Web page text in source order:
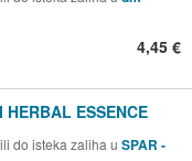
4,45 €
HERBAL ESSENCE
do isteka zaliha u SPAR -